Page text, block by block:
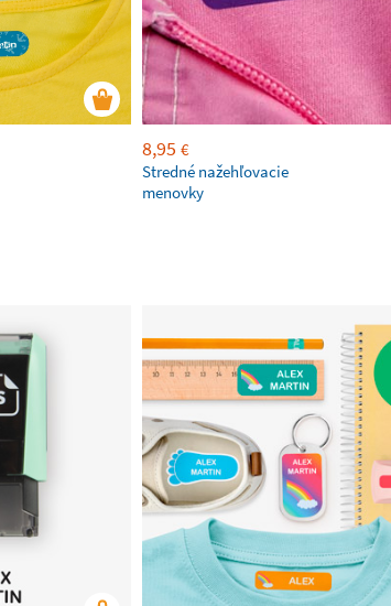
8,95 €
Stredné nažehľovacie
menovky